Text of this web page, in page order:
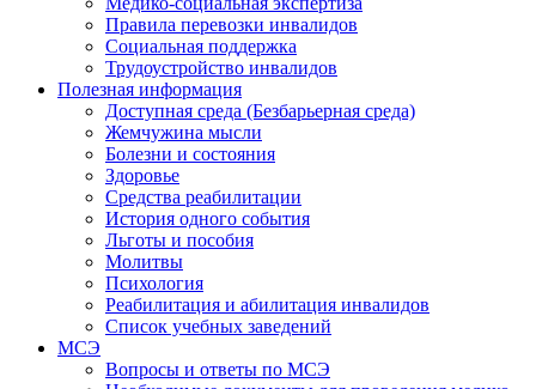
Правила перевозки инвалидов
Социальная поддержка
Трудоустройство инвалидов
Полезная информация
Доступная среда (Безбарьерная среда)
Жемчужина мысли
Болезни и состояния
Здоровье
Средства реабилитации
История одного события
Льготы и пособия
Молитвы
Психология
Реабилитация и абилитация инвалидов
Список учебных заведений
МСЭ
Вопросы и ответы по МСЭ